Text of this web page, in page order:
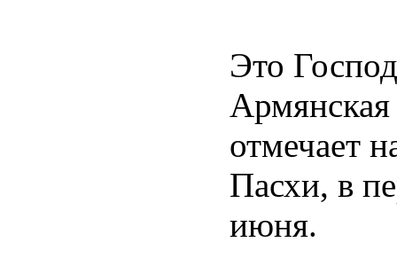
Это
отмечает
Пасхи, в
июня.